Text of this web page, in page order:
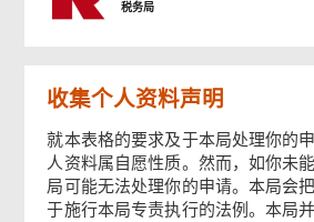
第 2 部
第 3 部
税务局
收集个人资料声明
就本表格的要求及于本局处理你的
人资料属自愿性质。然而，如你未
局可能无法处理你的申请。本局会
于施行本局专责执行的法例。本局